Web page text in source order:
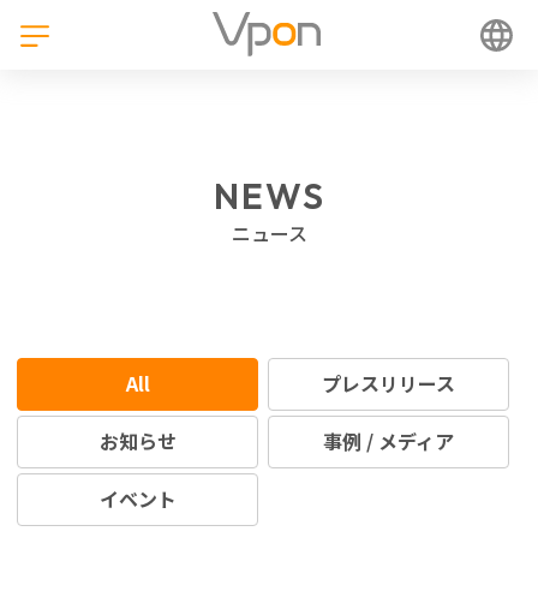
NEWS
ニュース
All
プレスリリース
お知らせ
事例 / メディア
イベント